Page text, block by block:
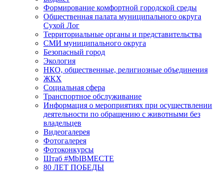
Формирование комфортной городской среды
Общественная палата муниципального округа
Сухой Лог
Территориальные органы и представительства
СМИ муниципального округа
Безопасный город
Экология
НКО, общественные, религиозные объединения
ЖКХ
Социальная сфера
Транспортное обслуживание
Информация о мероприятиях при осуществлении
деятельности по обращению с животными без
владельцев
Видеогалерея
Фотогалерея
Фотоконкурсы
Штаб #MbIBMECTE
80 ЛЕТ ПОБЕДЫ